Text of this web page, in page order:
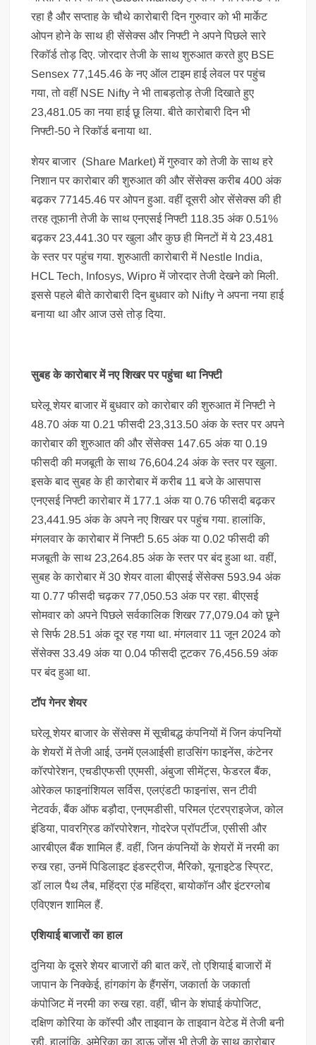
रहा है और सप्ताह के चौथे कारोबारी दिन गुरुवार को भी मार्केट
ओपन होने के साथ ही सेंसेक्स और निफ्टी ने अपने पिछले सारे
रिकॉर्ड तोड़ दिए. जोरदार तेजी के साथ शुरुआत करते हुए BSE
Sensex 77,145.46 के नए ऑल टाइम हाई लेवल पर पहुंच
गया, तो वहीं NSE Nifty ने भी ताबड़तोड़ तेजी दिखाते हुए
23,481.05 का नया हाई छू लिया. बीते कारोबारी दिन भी
निफ्टी-50 ने रिकॉर्ड बनाया था.
शेयर बाजार (Share Market) में गुरुवार को तेजी के साथ हरे
निशान पर कारोबार की शुरुआत की और सेंसेक्स करीब 400 अंक
बढ़कर 77145.46 पर ओपन हुआ. वहीं दूसरी ओर सेंसेक्स की ही
तरह तूफानी तेजी के साथ एनएसई निफ्टी 118.35 अंक 0.51%
बढ़कर 23,441.30 पर खुला और कुछ ही मिनटों में ये 23,481
के स्तर पर पहुंच गया. शुरुआती कारोबारी में Nestle India,
HCL Tech, Infosys, Wipro में जोरदार तेजी देखने को मिली.
इससे पहले बीते कारोबारी दिन बुधवार को Nifty ने अपना नया हाई
बनाया था और आज उसे तोड़ दिया.
सुबह के कारोबार में नए शिखर पर पहुंचा था निफ्टी
घरेलू शेयर बाजार में बुधवार को कारोबार की शुरुआत में निफ्टी ने
48.70 अंक या 0.21 फीसदी 23,313.50 अंक के स्तर पर अपने
कारोबार की शुरुआत की और सेंसेक्स 147.65 अंक या 0.19
फीसदी की मजबूती के साथ 76,604.24 अंक के स्तर पर खुला.
इसके बाद सुबह के ही कारोबार में करीब 11 बजे के आसपास
एनएसई निफ्टी कारोबार में 177.1 अंक या 0.76 फीसदी बढ़कर
23,441.95 अंक के अपने नए शिखर पर पहुंच गया. हालांकि,
मंगलवार के कारोबार में निफ्टी 5.65 अंक या 0.02 फीसदी की
मजबूती के साथ 23,264.85 अंक के स्तर पर बंद हुआ था. वहीं,
सुबह के कारोबार में 30 शेयर वाला बीएसई सेंसेक्स 593.94 अंक
या 0.77 फीसदी चढ़कर 77,050.53 अंक पर रहा. बीएसई
सोमवार को अपने पिछले सर्वकालिक शिखर 77,079.04 को छूने
से सिर्फ 28.51 अंक दूर रह गया था. मंगलवार 11 जून 2024 को
सेंसेक्स 33.49 अंक या 0.04 फीसदी टूटकर 76,456.59 अंक
पर बंद हुआ था.
टॉप गेनर शेयर
घरेलू शेयर बाजार के सेंसेक्स में सूचीबद्ध कंपनियों में जिन कंपनियों
के शेयरों में तेजी आई, उनमें एलआईसी हाउसिंग फाइनेंस, कंटेनर
कॉरपोरेशन, एचडीएफसी एएमसी, अंबुजा सीमेंट्स, फेडरल बैंक,
ओरेकल फाइनांशियल सर्विस, एलएंडटी फाइनांस, सन टीवी
नेटवर्क, बैंक ऑफ बड़ौदा, एनएमडीसी, परिमल एंटरप्राइजेज, कोल
इंडिया, पावरग्रिड कॉरपोरेशन, गोदरेज प्रॉपर्टीज, एसीसी और
आरबीएल बैंक शामिल हैं. वहीं, जिन कंपनियों के शेयरों में नरमी का
रुख रहा, उनमें पिडिलाइट इंडस्ट्रीज, मैरिको, यूनाइटेड स्प्रिट,
डॉ लाल पैथ लैब, महिंद्रा एंड महिंद्रा, बायोकॉन और इंटरग्लोब
एविएशन शामिल हैं.
एशियाई बाजारों का हाल
दुनिया के दूसरे शेयर बाजारों की बात करें, तो एशियाई बाजारों में
जापान के निक्केई, हांगकांग के हैंगसेंग, जकार्ता के जकार्ता
कंपोजिट में नरमी का रुख रहा. वहीं, चीन के शंघाई कंपोजिट,
दक्षिण कोरिया के कॉस्पी और ताइवान के ताइवान वेटेड में तेजी बनी
रही. हालांकि, अमेरिका का डाऊ जोंस भी तेजी के साथ कारोबार